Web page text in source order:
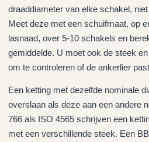
draaddiameter van elke schakel,
Meet deze met een schuifmaat, op
lasnaad, over 5-10 schakels en
gemiddelde. U moet ook de steek
om te controleren of de ankerlier
Een ketting met dezelfde nominale
overslaan als deze aan een andere
766 als ISO 4565 schrijven een
met een verschillende steek. Een